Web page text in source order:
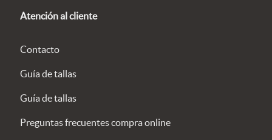
Atención al cliente
Contacto
Guía de tallas
Guía de tallas
Preguntas frecuentes compra online